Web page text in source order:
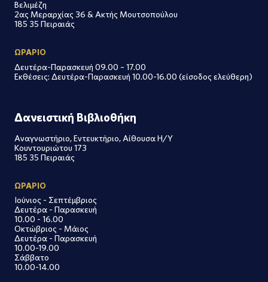
Βελιμέζη
2ας Μεραρχίας 36 & Ακτής Μουτσοπούλου
185 35 Πειραιάς
ΩΡΑΡΙΟ
Δευτέρα-Παρασκευή 09.00 – 17.00
Εκθέσεις: Δευτέρα-Παρασκευή 10.00-16.00 (είσοδος ελεύθερη)
Δανειστική Βιβλιοθήκη
Αναγνωστήριο, Εντευκτήριο, Αίθουσα Η/Υ
Κουντουριώτου 173
185 35 Πειραιάς
ΩΡΑΡΙΟ
Ιούνιος - Σεπτέμβριος
Δευτέρα - Παρασκευή
10.00 - 16.00
Οκτώβριος - Μάιος
Δευτέρα - Παρασκευή
10.00-19.00
Σάββατο
10.00-14.00